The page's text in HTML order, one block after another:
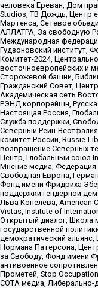
человека Ереван, Дом
Studios, ТВ Дождь, Центр
Мартенса, Сетевое
АЛЛАТРА, За свободную
Международная
Гудзоновский институт,
Комитет-2024,
восточноевропейских и
Сторожевой башни,
Гражданский Совет,
Академическая сеть
РЭНД корпорейшн,
Настоящая Россия,
Служба поддержки,
Северный Рейн-
комитет России, Russie-
возвращение Северных
Центр, Глобальный союз
Мнение медиа, Федерация
Свободная Европа,
Фонд имени Фридриха
поддержки гендерной
Льва Копелева, American
Vistas, Institute of
Открытый диалог, Школа
государственной
демократический
Нормана Патерсона,
за Свободу, Фонд имени
антивоенное
Прометей, Stop
СОТА медиа, Либерально-